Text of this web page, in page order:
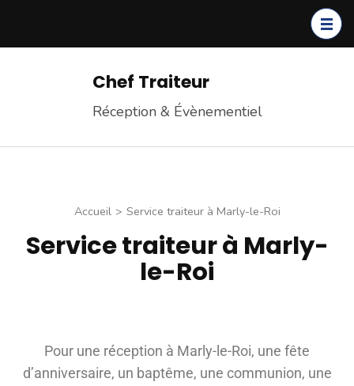
Chef Traiteur
Réception & Évènementiel
Accueil > Service traiteur à Marly-le-Roi
Service traiteur à Marly-
le-Roi
Pour une réception à Marly-le-Roi, une fête
d’anniversaire, un baptême, une communion, une